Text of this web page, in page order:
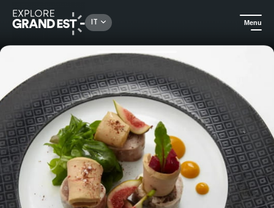
IT Menu
Tradizionale e locale La Cave - Bistrot e ristorante - Hotel & Spa La Villa K